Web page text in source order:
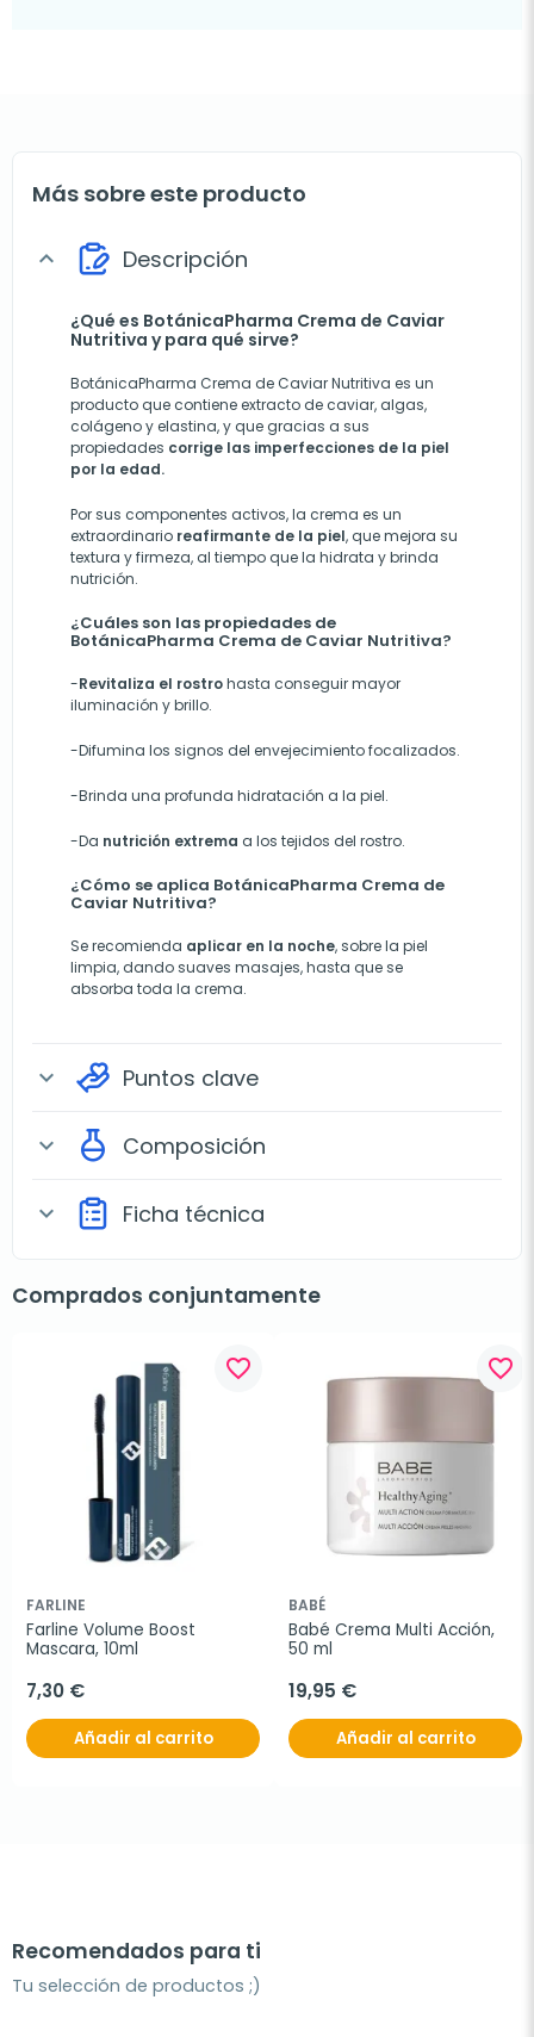
Más sobre este producto
expand_more Descripción
¿Qué es BotánicaPharma Crema de Caviar
Nutritiva y para qué sirve?
BotánicaPharma Crema de Caviar Nutritiva es un
producto que contiene extracto de caviar, algas,
colágeno y elastina, y que gracias a sus
propiedades corrige las imperfecciones de la piel
por la edad.
Por sus componentes activos, la crema es un
extraordinario reafirmante de la piel, que mejora su
textura y firmeza, al tiempo que la hidrata y brinda
nutrición.
¿Cuáles son las propiedades de
BotánicaPharma Crema de Caviar Nutritiva?
-Revitaliza el rostrohasta conseguir mayor
iluminación y brillo.
-Difumina los signos del envejecimiento focalizados.
-Brinda una profunda hidratación a la piel.
-Da nutrición extrema a los tejidos del rostro.
¿Cómo se aplica BotánicaPharma Crema de
Caviar Nutritiva?
Se recomienda aplicar en la noche, sobre la piel
limpia, dando suaves masajes, hasta que se
absorba toda la crema.
expand_more Puntos clave
expand_more Composición
expand_more Ficha técnica
Comprados conjuntamente
favorite_border
FARLINE
Farline Volume Boost
Mascara, 10ml
7,30 €
Añadir al carrito
favorite_border
BABÉ
Babé Crema Multi Acción,
50 ml
19,95 €
Añadir al carrito
Recomendados para ti
Tu selección de productos ;)